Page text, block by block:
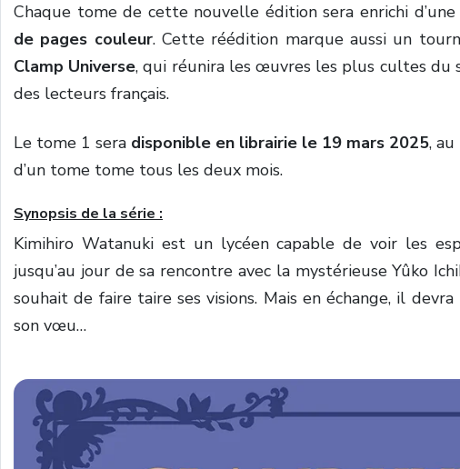
Chaque tome de cette nouvelle édition sera enrichi d’une
de pages couleur. Cette réédition marque aussi un
Clamp Universe, qui réunira les œuvres les plus cultes du
des lecteurs français.
Le tome 1 sera disponible en librairie le 19 mars 2025,
d’un tome tome tous les deux mois.
Synopsis de la série :
Kimihiro Watanuki est un lycéen capable de voir les
jusqu’au jour de sa rencontre avec la mystérieuse Yûko
souhait de faire taire ses visions. Mais en échange, il
son vœu…